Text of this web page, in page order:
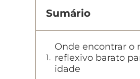
Sumário
Onde encontrar o
reflexivo barato
idade